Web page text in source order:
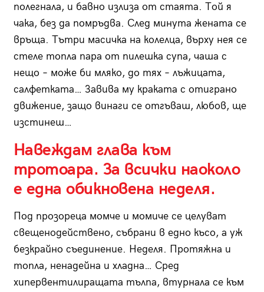
полегнала, и бавно излиза от стаята. Той я
чака, без да помръдва. След минута жената се
връща. Тътри масичка на колелца, върху нея се
стеле топла пара от пилешка супа, чаша с
нещо – може би мляко, до тях – лъжицата,
салфетката… Завива му краката с отиграно
движение, защо винаги се отгъваш, любов, ще
изстинеш…
Навеждам глава към
тротоара. За всички наоколо
е една обикновена неделя.
Под прозореца момче и момиче се целуват
свещенодействено, събрани в едно късо, а уж
безкрайно съединение. Неделя. Протяжна и
топла, ненадейна и хладна… Сред
хипервентилиращата тълпа, втурнала се към